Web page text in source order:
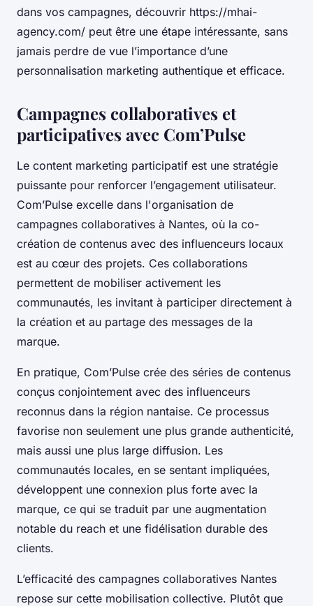
dans vos campagnes, découvrir https://mhai-
agency.com/ peut être une étape intéressante, sans
jamais perdre de vue l’importance d’une
personnalisation marketing authentique et efficace.
Campagnes collaboratives et
participatives avec Com’Pulse
Le content marketing participatif est une stratégie
puissante pour renforcer l’engagement utilisateur.
Com’Pulse excelle dans l'organisation de
campagnes collaboratives à Nantes, où la co-
création de contenus avec des influenceurs locaux
est au cœur des projets. Ces collaborations
permettent de mobiliser activement les
communautés, les invitant à participer directement à
la création et au partage des messages de la
marque.
En pratique, Com’Pulse crée des séries de contenus
conçus conjointement avec des influenceurs
reconnus dans la région nantaise. Ce processus
favorise non seulement une plus grande authenticité,
mais aussi une plus large diffusion. Les
communautés locales, en se sentant impliquées,
développent une connexion plus forte avec la
marque, ce qui se traduit par une augmentation
notable du reach et une fidélisation durable des
clients.
L’efficacité des campagnes collaboratives Nantes
repose sur cette mobilisation collective. Plutôt que